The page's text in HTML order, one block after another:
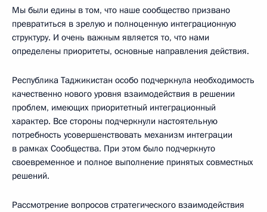
Мы были едины в том, что наше сообщество призвано
превратиться в зрелую и полноценную интеграционную
структуру. И очень важным является то, что нами
определены приоритеты, основные направления действия.
Республика Таджикистан особо подчеркнула необходимость
качественно нового уровня взаимодействия в решении
проблем, имеющих приоритетный интеграционный
характер. Все стороны подчеркнули настоятельную
потребность усовершенствовать механизм интеграции
в рамках Сообщества. При этом было подчеркнуто
своевременное и полное выполнение принятых совместных
решений.
Рассмотрение вопросов стратегического взаимодействия